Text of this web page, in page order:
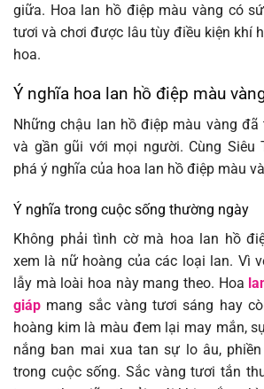
giữa. Hoa lan hồ điệp màu vàng có
tươi và chơi được lâu tùy điều kiện khí
hoa.
Ý nghĩa hoa lan hồ điệp màu
Những chậu lan hồ điệp màu vàng đã
và gần gũi với mọi người. Cùng Siêu
phá ý nghĩa của hoa lan hồ điệp màu
Ý nghĩa trong cuộc sống thường ngày
Không phải tình cờ mà hoa lan hồ
xem là nữ hoàng của các loại lan. Vì
lẫy mà loài hoa này mang theo. Hoa
giáp mang sắc vàng tươi sáng hay
hoàng kim là màu đem lại may mắn,
nắng ban mai xua tan sự lo âu,
trong cuộc sống. Sắc vàng tươi tắn